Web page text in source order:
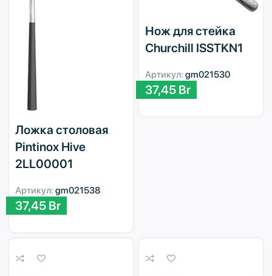
Ложка столовая
Pintinox Hive
2LL00001
Артикул: gm021538
37,45 Br
Нож для стейка
Churchill ISSTKN1
Артикул: gm021530
37,45 Br